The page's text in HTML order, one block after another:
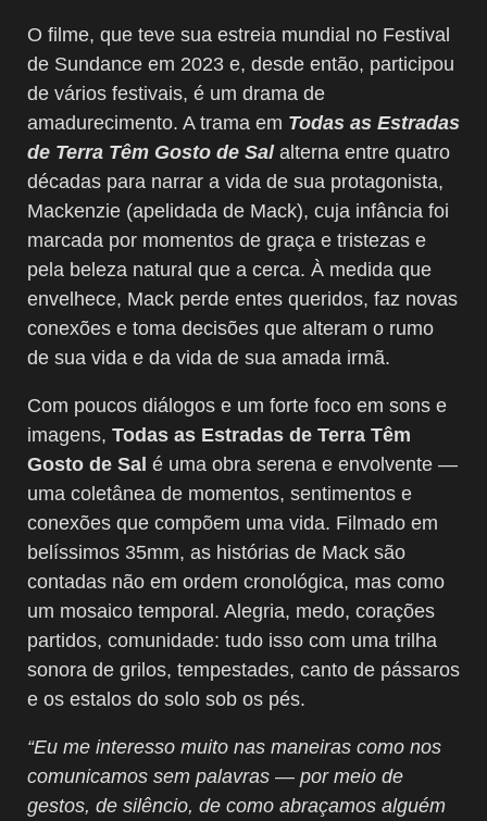
O filme, que teve sua estreia mundial no Festival
de Sundance em 2023 e, desde então, participou
de vários festivais, é um drama de
amadurecimento. A trama em Todas as Estradas
de Terra Têm Gosto de Salalterna entre quatro
décadas para narrar a vida de sua protagonista,
Mackenzie (apelidada de Mack), cuja infância foi
marcada por momentos de graça e tristezas e
pela beleza natural que a cerca. À medida que
envelhece, Mack perde entes queridos, faz novas
conexões e toma decisões que alteram o rumo
de sua vida e da vida de sua amada irmã.
Com poucos diálogos e um forte foco em sons e
imagens, Todas as Estradas de Terra Têm
Gosto de Sal é uma obra serena e envolvente —
uma coletânea de momentos, sentimentos e
conexões que compõem uma vida. Filmado em
belíssimos 35mm, as histórias de Mack são
contadas não em ordem cronológica, mas como
um mosaico temporal. Alegria, medo, corações
partidos, comunidade: tudo isso com uma trilha
sonora de grilos, tempestades, canto de pássaros
e os estalos do solo sob os pés.
“Eu me interesso muito nas maneiras como nos
comunicamos sem palavras — por meio de
gestos, de silêncio, de como abraçamos alguém